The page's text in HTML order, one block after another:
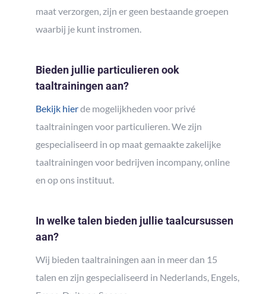
maat verzorgen, zijn er geen bestaande groepen
waarbij je kunt instromen.
Bieden jullie particulieren ook
taaltrainingen aan?
Bekijk hierde mogelijkheden voor privé
taaltrainingen voor particulieren. We zijn
gespecialiseerd in op maat gemaakte zakelijke
taaltrainingen voor bedrijven incompany, online
en op ons instituut.
In welke talen bieden jullie taalcursussen
aan?
Wij bieden taaltrainingen aan in meer dan 15
talen en zijn gespecialiseerd in Nederlands, Engels,